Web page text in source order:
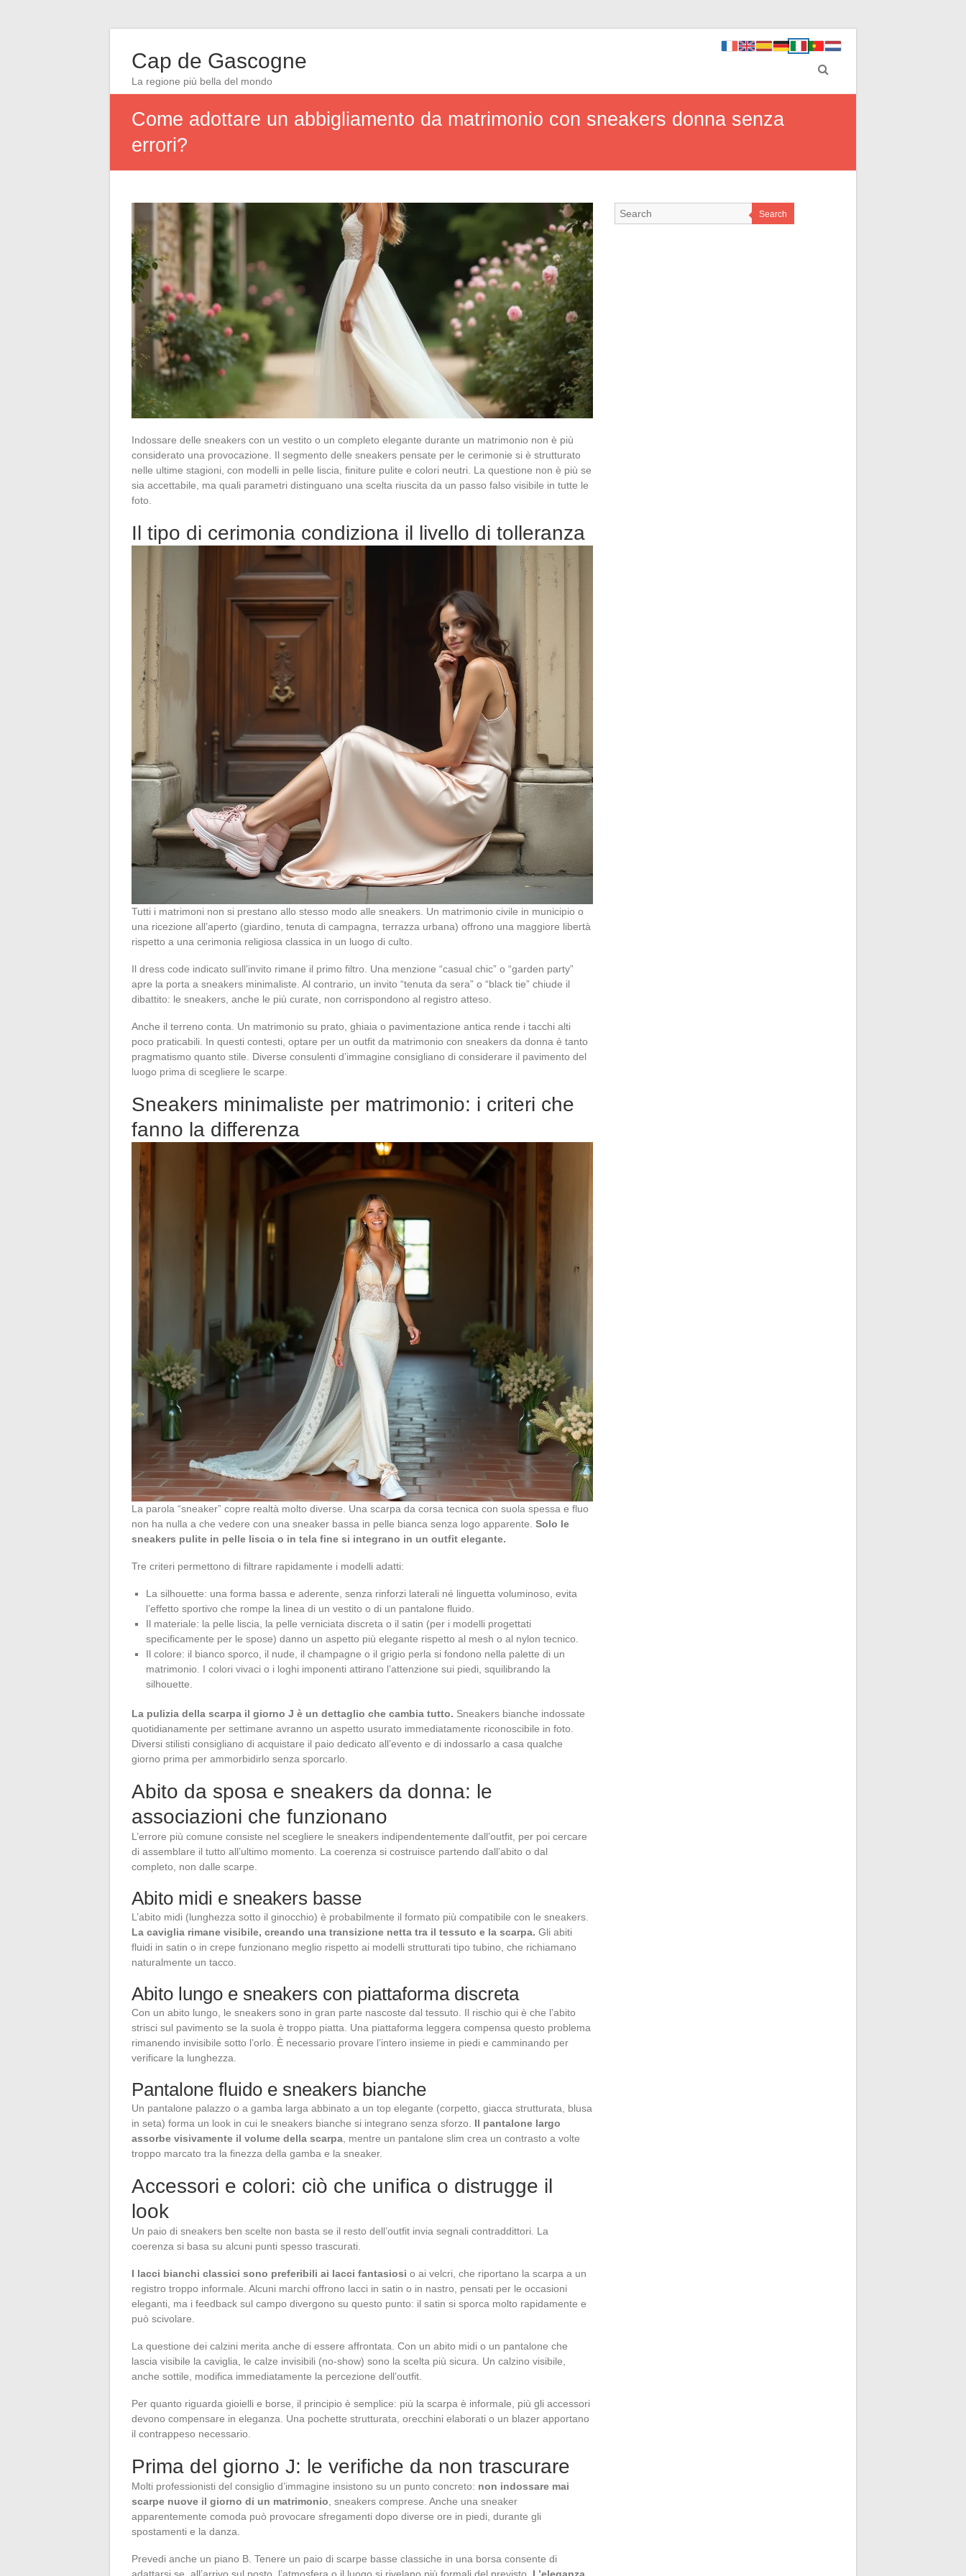
Cap de Gascogne
La regione più bella del mondo
Come adottare un abbigliamento da matrimonio con sneakers donna senza
errori?
Indossare delle sneakers con un vestito o un completo elegante durante un matrimonio non è più
considerato una provocazione. Il segmento delle sneakers pensate per le cerimonie si è strutturato
nelle ultime stagioni, con modelli in pelle liscia, finiture pulite e colori neutri. La questione non è più se
sia accettabile, ma quali parametri distinguano una scelta riuscita da un passo falso visibile in tutte le
foto.
Il tipo di cerimonia condiziona il livello di tolleranza
Tutti i matrimoni non si prestano allo stesso modo alle sneakers. Un matrimonio civile in municipio o
una ricezione all’aperto (giardino, tenuta di campagna, terrazza urbana) offrono una maggiore libertà
rispetto a una cerimonia religiosa classica in un luogo di culto.
Il dress code indicato sull’invito rimane il primo filtro. Una menzione “casual chic” o “garden party”
apre la porta a sneakers minimaliste. Al contrario, un invito “tenuta da sera” o “black tie” chiude il
dibattito: le sneakers, anche le più curate, non corrispondono al registro atteso.
Anche il terreno conta. Un matrimonio su prato, ghiaia o pavimentazione antica rende i tacchi alti
poco praticabili. In questi contesti, optare per un outfit da matrimonio con sneakers da donna è tanto
pragmatismo quanto stile. Diverse consulenti d’immagine consigliano di considerare il pavimento del
luogo prima di scegliere le scarpe.
Sneakers minimaliste per matrimonio: i criteri che
fanno la differenza
La parola “sneaker” copre realtà molto diverse. Una scarpa da corsa tecnica con suola spessa e fluo
non ha nulla a che vedere con una sneaker bassa in pelle bianca senza logo apparente. Solo le
sneakers pulite in pelle liscia o in tela fine si integrano in un outfit elegante.
Tre criteri permettono di filtrare rapidamente i modelli adatti:
La silhouette: una forma bassa e aderente, senza rinforzi laterali né linguetta voluminoso, evita
l’effetto sportivo che rompe la linea di un vestito o di un pantalone fluido.
Il materiale: la pelle liscia, la pelle verniciata discreta o il satin (per i modelli progettati
specificamente per le spose) danno un aspetto più elegante rispetto al mesh o al nylon tecnico.
Il colore: il bianco sporco, il nude, il champagne o il grigio perla si fondono nella palette di un
matrimonio. I colori vivaci o i loghi imponenti attirano l’attenzione sui piedi, squilibrando la
silhouette.
La pulizia della scarpa il giorno J è un dettaglio che cambia tutto. Sneakers bianche indossate
quotidianamente per settimane avranno un aspetto usurato immediatamente riconoscibile in foto.
Diversi stilisti consigliano di acquistare il paio dedicato all’evento e di indossarlo a casa qualche
giorno prima per ammorbidirlo senza sporcarlo.
Abito da sposa e sneakers da donna: le
associazioni che funzionano
L’errore più comune consiste nel scegliere le sneakers indipendentemente dall’outfit, per poi cercare
di assemblare il tutto all’ultimo momento. La coerenza si costruisce partendo dall’abito o dal
completo, non dalle scarpe.
Abito midi e sneakers basse
L’abito midi (lunghezza sotto il ginocchio) è probabilmente il formato più compatibile con le sneakers.
La caviglia rimane visibile, creando una transizione netta tra il tessuto e la scarpa. Gli abiti
fluidi in satin o in crepe funzionano meglio rispetto ai modelli strutturati tipo tubino, che richiamano
naturalmente un tacco.
Abito lungo e sneakers con piattaforma discreta
Con un abito lungo, le sneakers sono in gran parte nascoste dal tessuto. Il rischio qui è che l’abito
strisci sul pavimento se la suola è troppo piatta. Una piattaforma leggera compensa questo problema
rimanendo invisibile sotto l’orlo. È necessario provare l’intero insieme in piedi e camminando per
verificare la lunghezza.
Pantalone fluido e sneakers bianche
Un pantalone palazzo o a gamba larga abbinato a un top elegante (corpetto, giacca strutturata, blusa
in seta) forma un look in cui le sneakers bianche si integrano senza sforzo. Il pantalone largo
assorbe visivamente il volume della scarpa , mentre un pantalone slim crea un contrasto a volte
troppo marcato tra la finezza della gamba e la sneaker.
Accessori e colori: ciò che unifica o distrugge il
look
Un paio di sneakers ben scelte non basta se il resto dell’outfit invia segnali contraddittori. La
coerenza si basa su alcuni punti spesso trascurati.
I lacci bianchi classici sono preferibili ai lacci fantasiosi o ai velcri, che riportano la scarpa a un
registro troppo informale. Alcuni marchi offrono lacci in satin o in nastro, pensati per le occasioni
eleganti, ma i feedback sul campo divergono su questo punto: il satin si sporca molto rapidamente e
può scivolare.
La questione dei calzini merita anche di essere affrontata. Con un abito midi o un pantalone che
lascia visibile la caviglia, le calze invisibili (no-show) sono la scelta più sicura. Un calzino visibile,
anche sottile, modifica immediatamente la percezione dell’outfit.
Per quanto riguarda gioielli e borse, il principio è semplice: più la scarpa è informale, più gli accessori
devono compensare in eleganza. Una pochette strutturata, orecchini elaborati o un blazer apportano
il contrappeso necessario.
Prima del giorno J: le verifiche da non trascurare
Molti professionisti del consiglio d’immagine insistono su un punto concreto: non indossare mai
scarpe nuove il giorno di un matrimonio , sneakers comprese. Anche una sneaker
apparentemente comoda può provocare sfregamenti dopo diverse ore in piedi, durante gli
spostamenti e la danza.
Prevedi anche un piano B. Tenere un paio di scarpe basse classiche in una borsa consente di
adattarsi se, all’arrivo sul posto, l’atmosfera o il luogo si rivelano più formali del previsto. L’eleganza
Search